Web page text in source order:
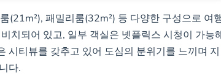
(21m²), 패밀리룸(32m²) 등 다양한 구성으로 여
치되어 있고, 일부 객실은 넷플릭스 시청이 가능
시티뷰를 갖추고 있어 도심의 분위기를 느끼며 지
다.